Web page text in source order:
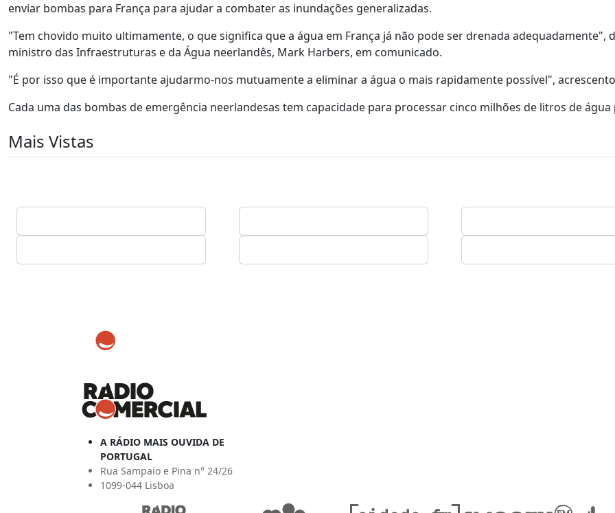
enviar bombas para França para ajudar a combater as inundações generalizadas.
"Tem chovido muito ultimamente, o que significa que a água em França já não pode ser drenada adequadamente",
ministro das Infraestruturas e da Água neerlandês, Mark Harbers, em comunicado.
"É por isso que é importante ajudarmo-nos mutuamente a eliminar a água o mais rapidamente possível",
Cada uma das bombas de emergência neerlandesas tem capacidade para processar cinco milhões de litros de
Mais Vistas
A RÁDIO MAIS OUVIDA DE
PORTUGAL
Rua Sampaio e Pina n° 24/26
1099-044 Lisboa